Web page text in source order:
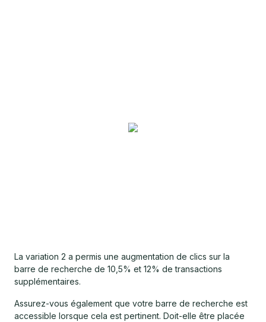
La variation 2 a permis une augmentation de clics sur la
barre de recherche de 10,5% et 12% de transactions
supplémentaires.
Assurez-vous également que votre barre de recherche est
accessible lorsque cela est pertinent. Doit-elle être placée